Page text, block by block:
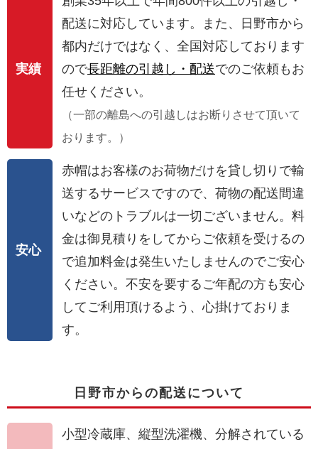
実績
配送に対応しています。また、日野市から
都内だけではなく、全国対応しております
ので長距離の引越し・配送でのご依頼もお
任せください。
（一部の離島への引越しはお断りさせて頂いて
おります。）
安心
赤帽はお客様のお荷物だけを貸し切りで輸
送するサービスですので、荷物の配送間違
いなどのトラブルは一切ございません。料
金は御見積りをしてからご依頼を受けるの
で追加料金は発生いたしませんのでご安心
ください。不安を要するご年配の方も安心
してご利用頂けるよう、心掛けておりま
す。
日野市からの配送について
小型冷蔵庫、縦型洗濯機、分解されている